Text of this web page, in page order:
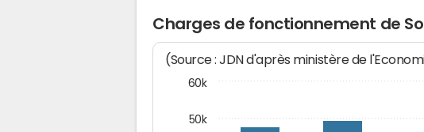
Charges de fonctionnement de
(Source : JDN d'après ministère de
50k
60k